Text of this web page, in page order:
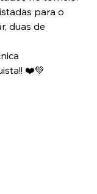
para o
duas de
❤️💚